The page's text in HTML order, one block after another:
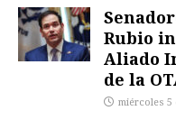
Rubio
Aliado
de la
miércoles 5